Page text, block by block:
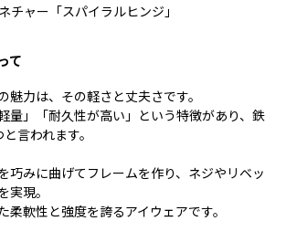
チャー「スパイラルヒンジ」
て
魅力は、その軽さと丈夫さです。
量」「耐久性が高い」という特徴があり、鉄
言われます。
巧みに曲げてフレームを作り、ネジやリベッ
実現。
柔軟性と強度を誇るアイウェアです。